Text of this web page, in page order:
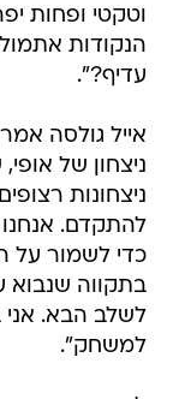
וטקטי ופחות
הנקודות
עדיף?".
אייל גולסה
ניצחון של
ניצחונות
להתקדם.
כדי לשמור על
בתקווה שנבוא
לשלב הבא.
למשחק".